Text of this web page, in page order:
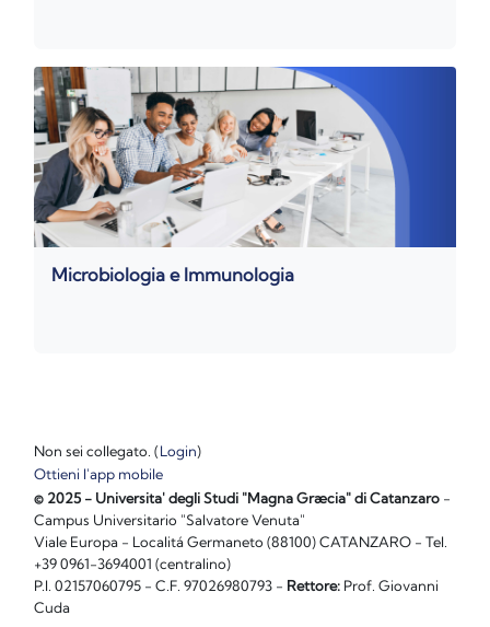
Microbiologia e Immunologia
Non sei collegato. (Login)
Ottieni l'app mobile
© 2025 - Universita' degli Studi "Magna Græcia" di Catanzaro -
Campus Universitario "Salvatore Venuta"
Viale Europa - Localitá Germaneto (88100) CATANZARO - Tel.
+39 0961-3694001 (centralino)
P.I. 02157060795 - C.F. 97026980793 - Rettore: Prof. Giovanni
Cuda